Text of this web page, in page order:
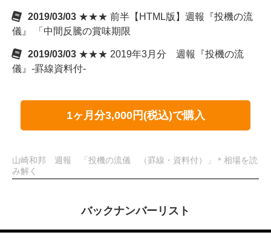
2019/03/03 ★★★ 前半【HTML版】週報『投機の流
儀』 「中間反騰の賞味期限
2019/03/03 ★★★ 2019年3月分 週報『投機の流
儀』-罫線資料付-
1ヶ月分3,000円(税込)で購入
山崎和邦 週報 「投機の流儀 （罫線・資料付）」＊相場を読
み解く
バックナンバーリスト